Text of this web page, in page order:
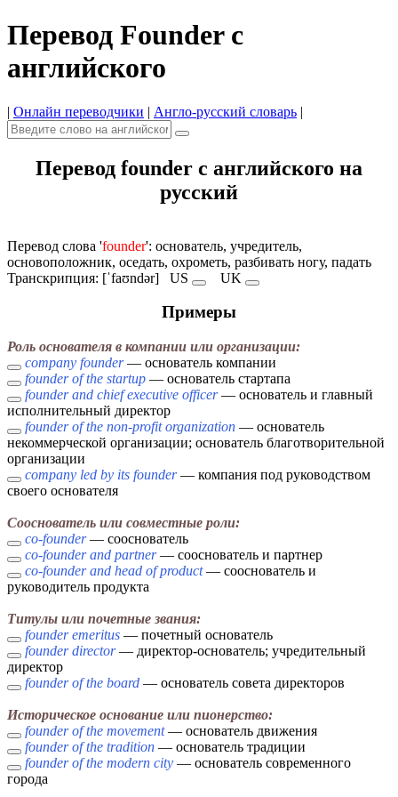
Перевод Founder с
английского
| Онлайн переводчики | Англо-русский словарь |
Перевод founder с английского на
русский
Перевод слова 'founder': основатель, учредитель,
основоположник, оседать, охрометь, разбивать ногу, падать
Транскрипция: [ˈfaʊndər] US UK
Примеры
Роль основателя в компании или организации:
company founder— основатель компании
founder of the startup — основатель стартапа
founder and chief executive officer— основатель и главный
исполнительный директор
founder of the non-profit organization — основатель
некоммерческой организации; основатель благотворительной
организации
company led by its founder— компания под руководством
своего основателя
Сооснователь или совместные роли:
co-founder— сооснователь
co-founder and partner— сооснователь и партнер
co-founder and head of product— сооснователь и
руководитель продукта
Титулы или почетные звания:
founder emeritus — почетный основатель
founder director— директор-основатель; учредительный
директор
founder of the board — основатель совета директоров
Историческое основание или пионерство:
founder of the movement— основатель движения
founder of the tradition — основатель традиции
founder of the modern city — основатель современного
города